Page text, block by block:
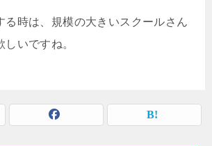
る時は、規模の大きいスクールさん
いですね。